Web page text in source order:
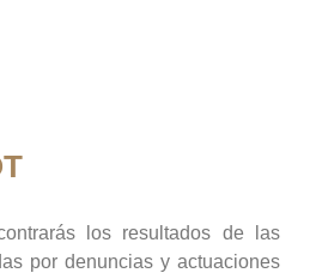
los resultados de las
por denuncias y actuaciones